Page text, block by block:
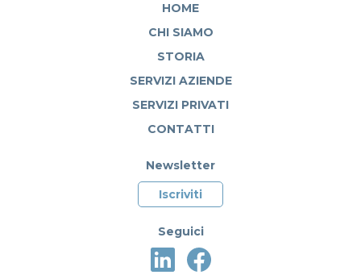
HOME
CHI SIAMO
STORIA
SERVIZI AZIENDE
SERVIZI PRIVATI
CONTATTI
Newsletter
Iscriviti
Seguici